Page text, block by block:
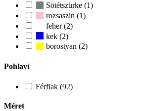
Sötétszürke (1)
rozsaszin (1)
feher (2)
kek (2)
borostyan (2)
Pohlaví
Férfiak (92)
Méret